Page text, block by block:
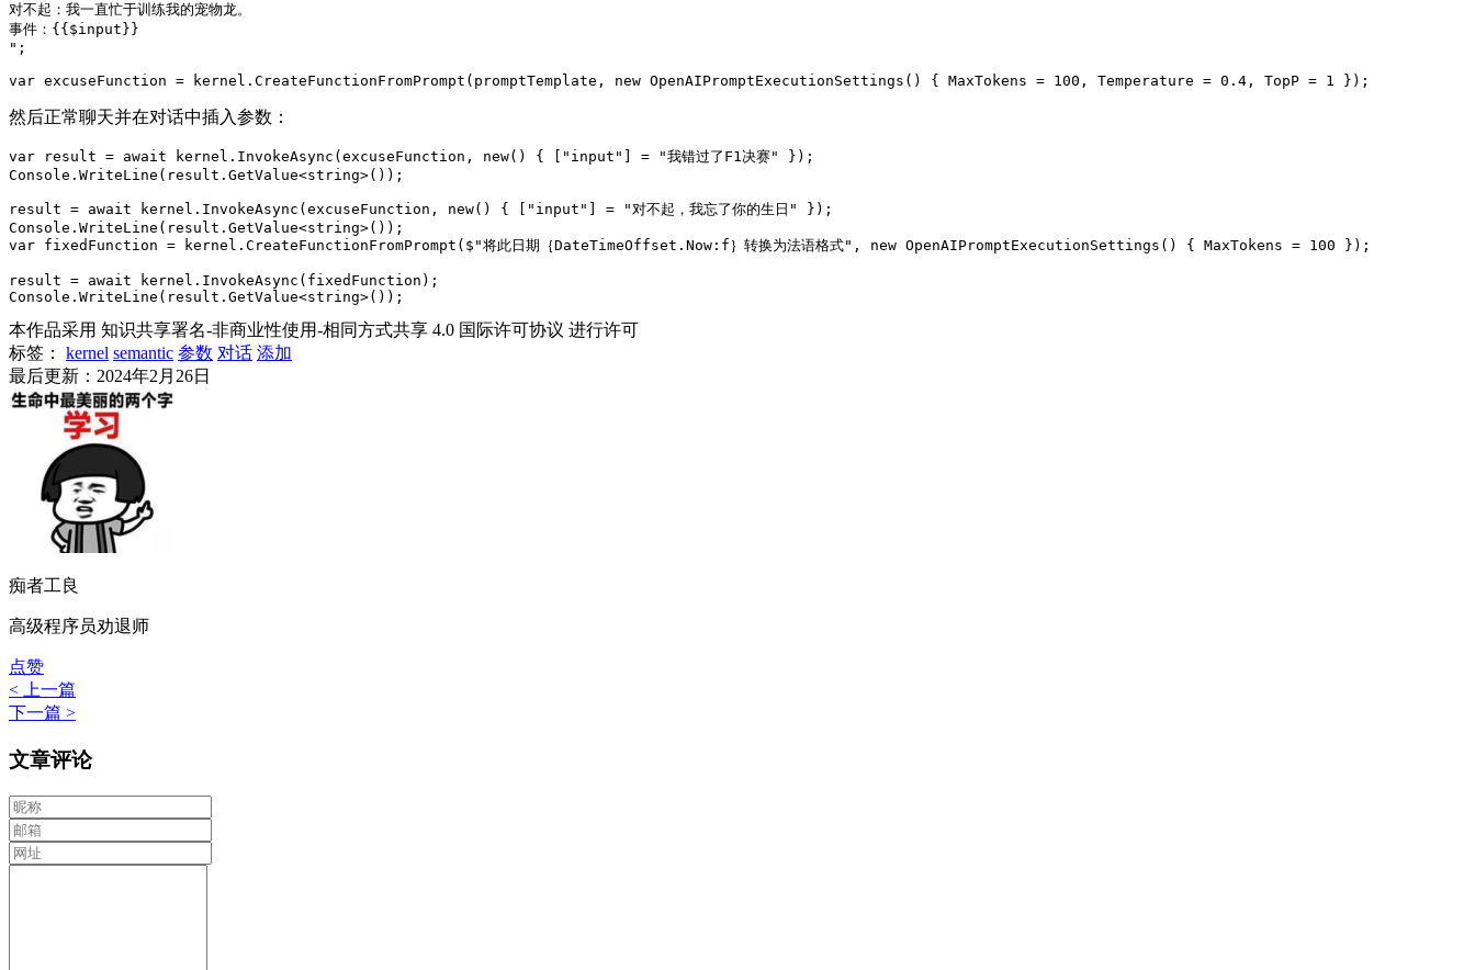
对不起：我一直忙于训练我的宠物龙。
事件：{{$input}}
";
然后正常聊天并在对话中插入参数：
var result = await kernel.InvokeAsync(excuseFunction, new() { ["input"] = "我错过了F1决赛" });
Console.WriteLine(result.GetValue<string>());
result = await kernel.InvokeAsync(excuseFunction, new() { ["input"] = "对不起，我忘了你的生日" });
Console.WriteLine(result.GetValue<string>());
var fixedFunction = kernel.CreateFunctionFromPrompt($"将此日期｛DateTimeOffset.Now:f｝转换为法语格式", new OpenAIPromptExecutionSettings() { MaxTokens = 100 });
result = await kernel.InvokeAsync(fixedFunction);
Console.WriteLine(result.GetValue<string>());
本作品采用 知识共享署名-非商业性使用-相同方式共享 4.0 国际许可协议 进行许可
标签：
kernel semantic 参数 对话 添加
最后更新：2024年2月26日
痴者工良
高级程序员劝退师
点赞
< 上一篇
下一篇 >
文章评论